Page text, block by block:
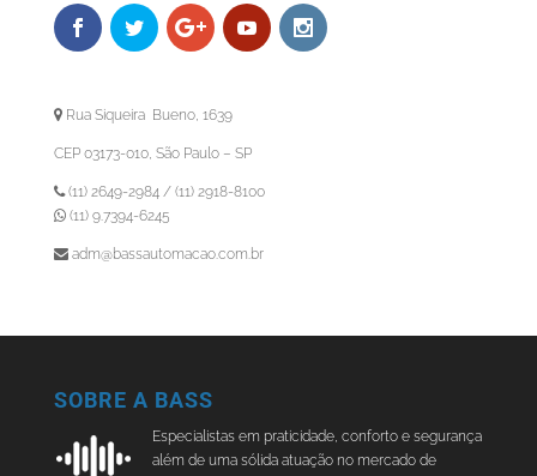
Rua Siqueira Bueno, 1639
CEP 03173-010, São Paulo – SP
(11) 2649-2984 / (11) 2918-8100
(11) 9.7394-6245
adm@bassautomacao.com.br
SOBRE A BASS
Especialistas em praticidade, conforto e segurança
além de uma sólida atuação no mercado de